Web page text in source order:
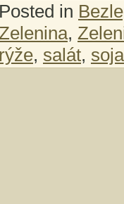
Posted in
,
rýže, salát, soja